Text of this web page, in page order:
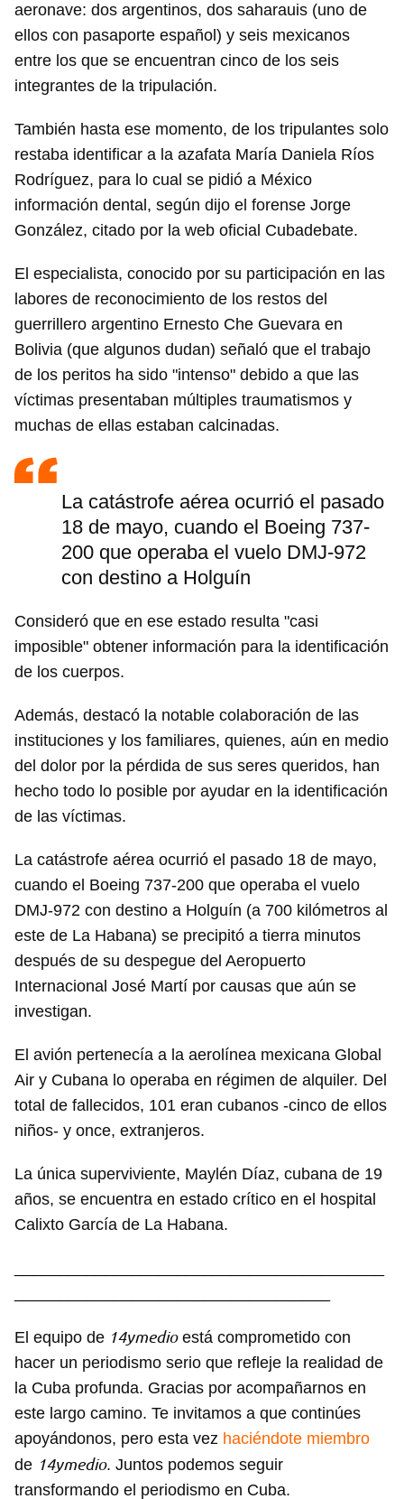
aeronave: dos argentinos, dos saharauis (uno de
ellos con pasaporte español) y seis mexicanos
entre los que se encuentran cinco de los seis
integrantes de la tripulación.
También hasta ese momento, de los tripulantes solo
restaba identificar a la azafata María Daniela Ríos
Rodríguez, para lo cual se pidió a México
información dental, según dijo el forense Jorge
González, citado por la web oficial Cubadebate.
El especialista, conocido por su participación en las
labores de reconocimiento de los restos del
guerrillero argentino Ernesto Che Guevara en
Bolivia (que algunos dudan) señaló que el trabajo
de los peritos ha sido "intenso" debido a que las
víctimas presentaban múltiples traumatismos y
muchas de ellas estaban calcinadas.
La catástrofe aérea ocurrió el pasado
18 de mayo, cuando el Boeing 737-
200 que operaba el vuelo DMJ-972
con destino a Holguín
Consideró que en ese estado resulta "casi
imposible" obtener información para la identificación
de los cuerpos.
Además, destacó la notable colaboración de las
instituciones y los familiares, quienes, aún en medio
del dolor por la pérdida de sus seres queridos, han
hecho todo lo posible por ayudar en la identificación
de las víctimas.
La catástrofe aérea ocurrió el pasado 18 de mayo,
cuando el Boeing 737-200 que operaba el vuelo
DMJ-972 con destino a Holguín (a 700 kilómetros al
este de La Habana) se precipitó a tierra minutos
después de su despegue del Aeropuerto
Internacional José Martí por causas que aún se
investigan.
El avión pertenecía a la aerolínea mexicana Global
Air y Cubana lo operaba en régimen de alquiler. Del
total de fallecidos, 101 eran cubanos -cinco de ellos
niños- y once, extranjeros.
La única superviviente, Maylén Díaz, cubana de 19
años, se encuentra en estado crítico en el hospital
Calixto García de La Habana.
El equipo de 14ymedioestá comprometido con
hacer un periodismo serio que refleje la realidad de
la Cuba profunda. Gracias por acompañarnos en
este largo camino. Te invitamos a que continúes
apoyándonos, pero esta vez haciéndote miembro
de 14ymedio. Juntos podemos seguir
transformando el periodismo en Cuba.